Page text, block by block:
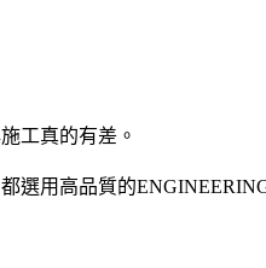
工真的有差。
選用高品質的